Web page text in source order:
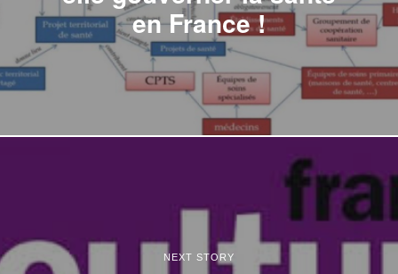
en France !
NEXT STORY